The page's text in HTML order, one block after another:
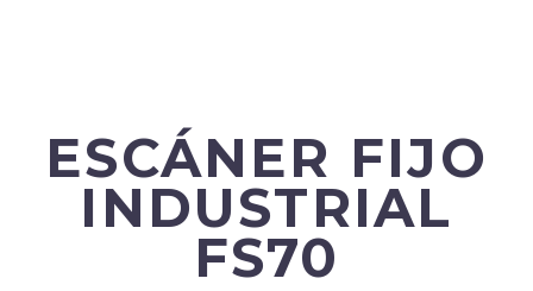
ESCÁNER FIJO
INDUSTRIAL
FS70